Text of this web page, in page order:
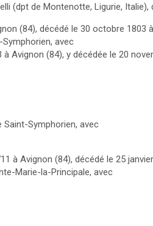
(dpt de Montenotte, Ligurie, Italie),
(84), décédé le 30 octobre 1803
avec
à Avignon (84), y décédée le 20
Symphorien, avec
à Avignon (84), décédé le 25
Marie-la-Principale, avec